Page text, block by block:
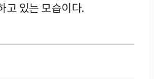
고 있는 모습이다.